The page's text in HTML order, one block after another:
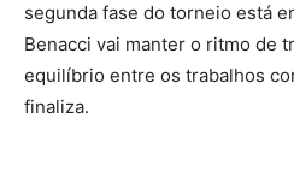
segunda fase do torneio está
Benacci vai manter o ritmo de
equilíbrio entre os trabalhos
finaliza.